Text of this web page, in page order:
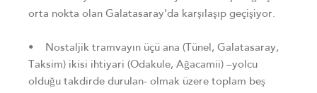
orta nokta olan Galatasaray’da karşılaşıp geçişiyor.
• Nostaljik tramvayın üçü ana (Tünel, Galatasaray,
Taksim) ikisi ihtiyari (Odakule, Ağacamii) –yolcu
olduğu takdirde durulan- olmak üzere toplam beş